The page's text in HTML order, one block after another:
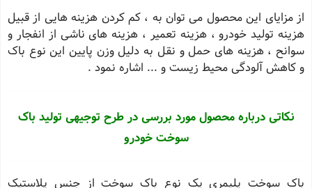
از مزایای این محصول می توان به ، کم کردن هزینه هایی از قبیل
هزینه تولید خودرو ، هزینه تعمیر ، هزینه های ناشی از انفجار و
سوانح ، هزینه های حمل و نقل به دلیل وزن پایین این نوع باک
و کاهش آلودگی محیط زیست و ... اشاره نمود .
نکاتی درباره محصول مورد بررسی در طرح توجیهی تولید باک
سوخت خودرو
باک سوخت پلیمری یک نوع باک سوخت از جنس پلاستیک